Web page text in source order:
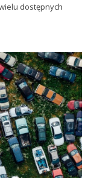
dostępnych